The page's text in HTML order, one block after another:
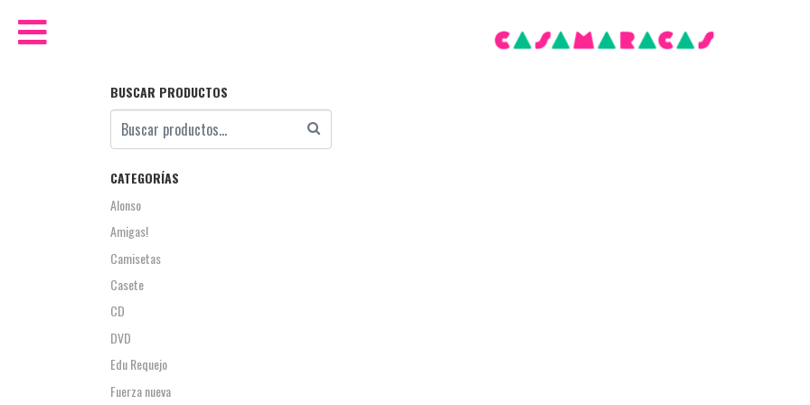
BUSCAR PRODUCTOS
CATEGORÍAS
Alonso
Amigas!
Camisetas
Casete
CD
DVD
Edu Requejo
Fuerza nueva